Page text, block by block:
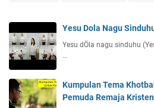
Yesu Dola Nagu
Yesu dÖla nagu sinduhu
…
Kumpulan Tema
Pemuda Remaja Kristen